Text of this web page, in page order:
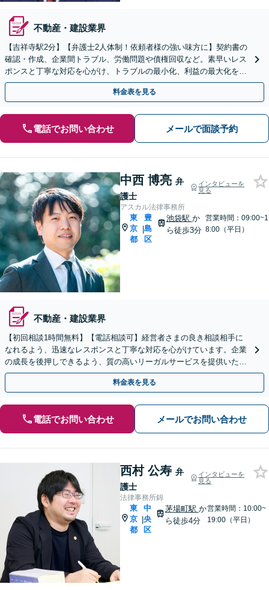
不動産・建設業界
【吉祥寺駅2分】【弁護士2人体制！依頼者様の強い味方に】契約書の
確認・作成、企業間トラブル、労働問題や債権回収など。素早いレス
ポンスと丁寧な対応を心がけ、トラブルの最小化、利益の最大化を目
指します
料金表を見る
電話でお問い合わせ メールで面談予約
中西 博亮 弁
護士
インタビューを
見る
アスカル法律事務所
東
京
都
|
豊
島
区
池袋駅 か
ら徒歩3分
営業時間：09:00~1
8:00（平日）
不動産・建設業界
【初回相談1時間無料】【電話相談可】経営者さまの良き相談相手に
なれるよう、迅速なレスポンスと丁寧な対応を心がけています。企業
の成長を後押しできるよう、質の高いリーガルサービスを提供いたし
ますので、ぜひご相談ください。【休日・夜間面談可】
料金表を見る
電話でお問い合わせ メールでお問い合わせ
西村 公寿 弁
護士
インタビューを
見る
法律事務所錦
東
京
都
|
中
央
区
茅場町駅 か
ら徒歩4分
営業時間：10:00~
19:00（平日）